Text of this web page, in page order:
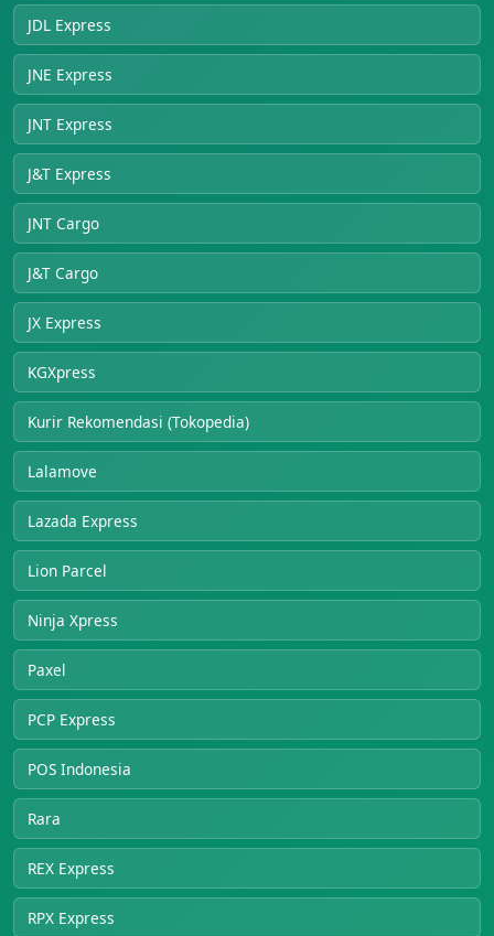
JDL Express
JNE Express
JNT Express
J&T Express
JNT Cargo
J&T Cargo
JX Express
KGXpress
Kurir Rekomendasi (Tokopedia)
Lalamove
Lazada Express
Lion Parcel
Ninja Xpress
Paxel
PCP Express
POS Indonesia
Rara
REX Express
RPX Express